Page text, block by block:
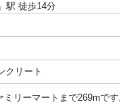
」駅 徒歩14分
クリート
ミリーマートまで269mで